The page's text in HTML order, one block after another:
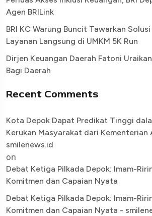
Agen BRILink
BRI KC Warung Buncit Tawarkan
Layanan Langsung di UMKM 5K Run
Dirjen Keuangan Daerah Fatoni
Bagi Daerah
Recent Comments
Kota Depok Dapat Predikat Tinggi
Kerukan Masyarakat dari Kementerian
smilenews.id
on
Debat Ketiga Pilkada Depok: Imam-
Komitmen dan Capaian Nyata
Debat Ketiga Pilkada Depok: Imam-
Komitmen dan Capaian Nyata -